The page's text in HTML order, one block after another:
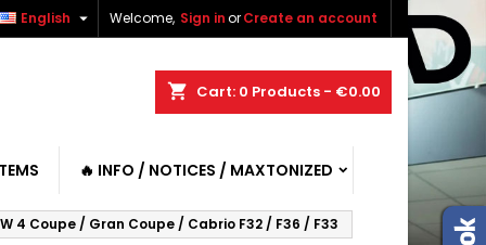
Welcome, Sign inorCreate an account
English 
shopping_cart Cart: 0 Products - €0.00
🔥 INFO / NOTICES / MAXTONIZED
4 Coupe / Gran Coupe / Cabrio F32 / F36 / F33